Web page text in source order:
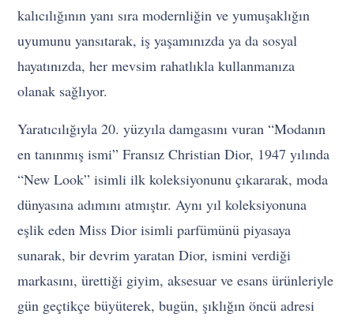
kalıcılığının yanı sıra modernliğin ve yumuşaklığın
uyumunu yansıtarak, iş yaşamınızda ya da sosyal
hayatınızda, her mevsim rahatlıkla kullanmanıza
olanak sağlıyor.
Yaratıcılığıyla 20. yüzyıla damgasını vuran “Modanın
en tanınmış ismi” Fransız Christian Dior, 1947 yılında
“New Look” isimli ilk koleksiyonunu çıkararak, moda
dünyasına adımını atmıştır. Aynı yıl koleksiyonuna
eşlik eden Miss Dior isimli parfümünü piyasaya
sunarak, bir devrim yaratan Dior, ismini verdiği
markasını, ürettiği giyim, aksesuar ve esans ürünleriyle
gün geçtikçe büyüterek, bugün, şıklığın öncü adresi